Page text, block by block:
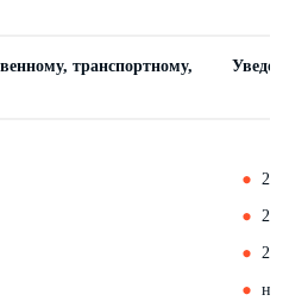
транспортному,
25
25
27
не